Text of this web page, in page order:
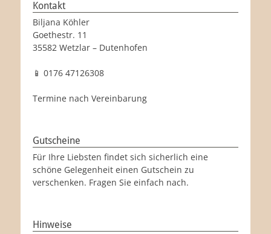
Kontakt
Biljana Köhler
Goethestr. 11
35582 Wetzlar – Dutenhofen
📱 0176 47126308
Termine nach Vereinbarung
Gutscheine
Für Ihre Liebsten findet sich sicherlich eine
schöne Gelegenheit einen Gutschein zu
verschenken. Fragen Sie einfach nach.
Hinweise